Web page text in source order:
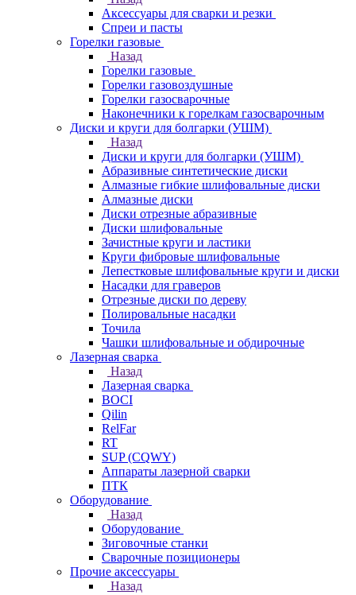
Аксессуары для сварки и резки
Спреи и пасты
Горелки газовые
Назад
Горелки газовые
Горелки газовоздушные
Горелки газосварочные
Наконечники к горелкам газосварочным
Диски и круги для болгарки (УШМ)
Назад
Диски и круги для болгарки (УШМ)
Абразивные синтетические диски
Алмазные гибкие шлифовальные диски
Алмазные диски
Диски отрезные абразивные
Диски шлифовальные
Зачистные круги и ластики
Круги фибровые шлифовальные
Лепестковые шлифовальные круги и диски
Насадки для граверов
Отрезные диски по дереву
Полировальные насадки
Точила
Чашки шлифовальные и обдирочные
Лазерная сварка
Назад
Лазерная сварка
BOCI
Qilin
RelFar
RT
SUP (CQWY)
Аппараты лазерной сварки
ПТК
Оборудование
Назад
Оборудование
Зиговочные станки
Сварочные позиционеры
Прочие аксессуары
Назад